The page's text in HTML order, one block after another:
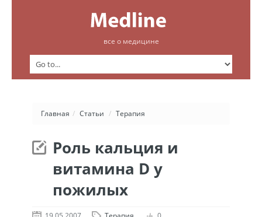
все о медицине
Главная / Статьи / Терапия
Роль кальция и
витамина D у
пожилых